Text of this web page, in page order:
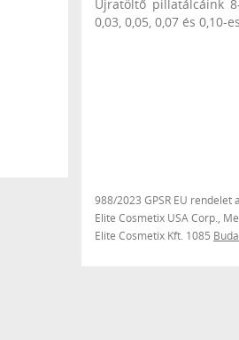
Újratöltő pillatálcáink
0,03, 0,05, 0,07 és 0,10-
988/2023 GPSR EU
Elite Cosmetix USA Corp.,
Elite Cosmetix Kft. 1085